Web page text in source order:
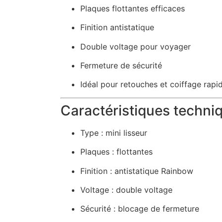
Plaques flottantes efficaces
Finition antistatique
Double voltage pour voyager
Fermeture de sécurité
Idéal pour retouches et coiffage
Caractéristiques
Type : mini lisseur
Plaques : flottantes
Finition : antistatique Rainbow
Voltage : double voltage
Sécurité : blocage de fermeture